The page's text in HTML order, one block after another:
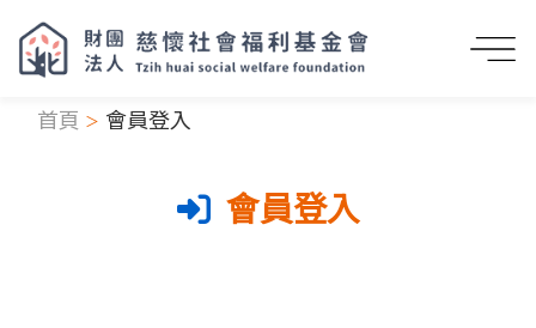
首頁 會員登入
會員登入